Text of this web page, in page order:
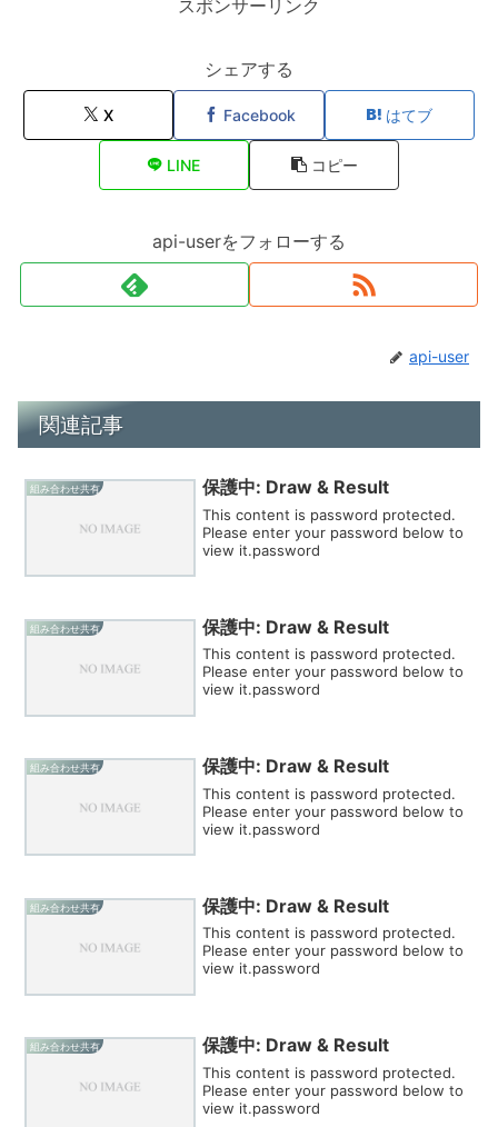
スポンサーリンク
シェアする
X Facebook はてブ
LINE コピー
api-userをフォローする
api-user
関連記事
組み合わせ共有 保護中: Draw & Result
This content is password protected.
Please enter your password below to
view it.password
組み合わせ共有 保護中: Draw & Result
This content is password protected.
Please enter your password below to
view it.password
組み合わせ共有 保護中: Draw & Result
This content is password protected.
Please enter your password below to
view it.password
組み合わせ共有 保護中: Draw & Result
This content is password protected.
Please enter your password below to
view it.password
組み合わせ共有 保護中: Draw & Result
This content is password protected.
Please enter your password below to
view it.password